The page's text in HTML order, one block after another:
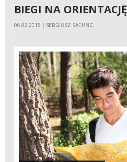
BIEGI NA ORIENTACJĘ
06.02.2015 | SERGIUSZ SACHNO